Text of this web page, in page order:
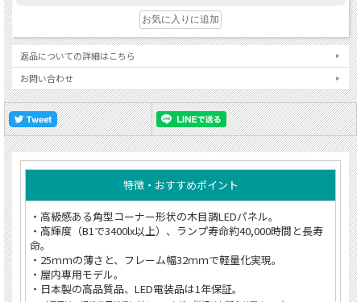
返品についての詳細はこちら
お問い合わせ
特徴・おすすめポイント
・高級感ある角型コーナー形状の木目調LEDパネル。
・高輝度（B1で3400lx以上）、ランプ寿命約40,000時間と長寿
命。
・25ｍｍの薄さと、フレーム幅32ｍｍで軽量化実現。
・屋内専用モデル。
・日本製の高品質品、LED電装品は1年保証。